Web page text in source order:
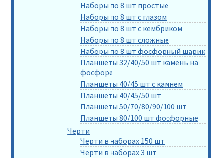
Наборы по 8 шт простые
Наборы по 8 шт с глазом
Наборы по 8 шт с кембриком
Наборы по 8 шт сложные
Наборы по 8 шт фосфорный шарик
Планшеты 32/40/50 шт камень на
фосфоре
Планшеты 40/45 шт с камнем
Планшеты 40/45/50 шт
Планшеты 50/70/80/90/100 шт
Планшеты 80/100 шт фосфорные
Черти
Черти в наборах 150 шт
Черти в наборах 3 шт